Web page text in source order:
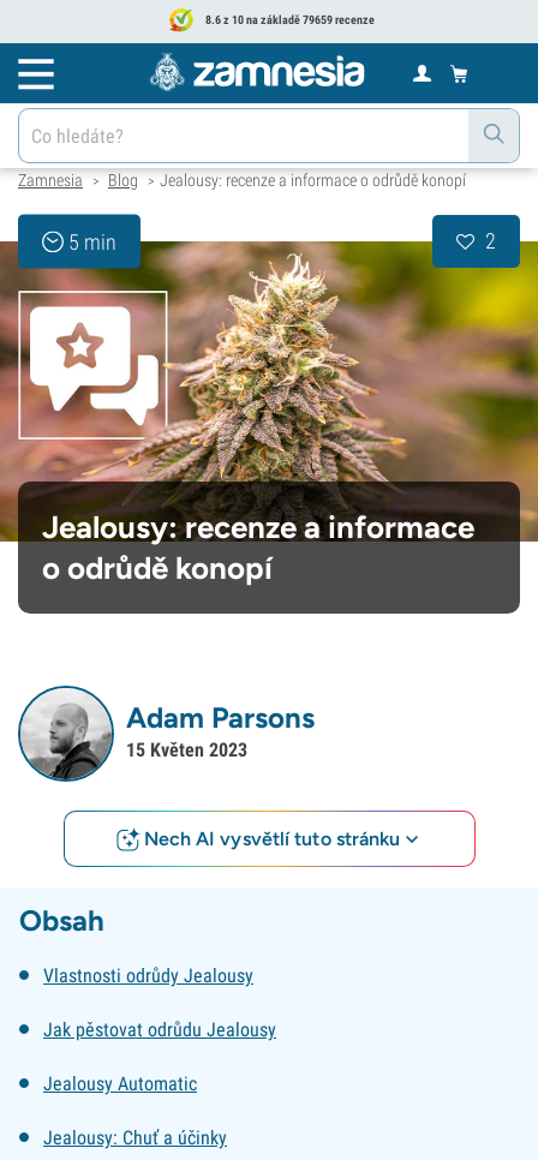
8.6 z 10 na základě 79659 recenze
Zamnesia > Blog > Jealousy: recenze a informace o odrůdě konopí
5 min 2
Jealousy: recenze a informace
o odrůdě konopí
Adam Parsons
15 Květen 2023
Nech AI vysvětlí tuto stránku
Obsah
Vlastnosti odrůdy Jealousy
Jak pěstovat odrůdu Jealousy
Jealousy Automatic
Jealousy: Chuť a účinky